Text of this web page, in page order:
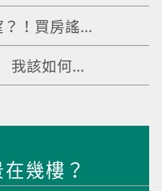
！買房謠...
我該如何...
幾樓？